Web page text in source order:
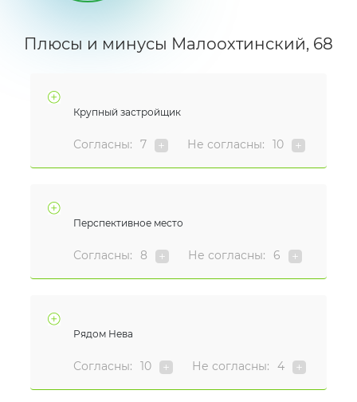
Плюсы и минусы Малоохтинский, 68
Крупный застройщик
Согласны: 7 Не согласны: 10
Перспективное место
Согласны: 8 Не согласны: 6
Рядом Нева
Согласны: 10 Не согласны: 4